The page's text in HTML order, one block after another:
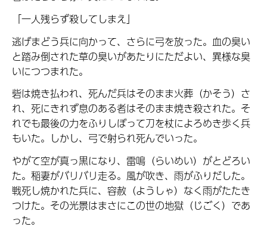
「一人残らず殺してしまえ」
逃げまどう兵に向かって、さらに弓を放った。血の臭い
と踏み倒された草の臭いがあたりにただよい、異様な臭
いにつつまれた。
砦は焼き払われ、死んだ兵はそのまま火葬（かそう）さ
れ、死にきれず息のある者はそのまま焼き殺された。そ
れでも最後の力をふりしぼって刀を杖によろめき歩く兵
もいた。しかし、弓で射られ死んでいった。
やがて空が真っ黒になり、雷鳴（らいめい）がとどろい
た。稲妻がバリバリ走る。風が吹き、雨がふりだした。
戦死し焼かれた兵に、容赦（ようしゃ）なく雨がたたき
つけた。その光景はまさにこの世の地獄（じごく）であ
った。